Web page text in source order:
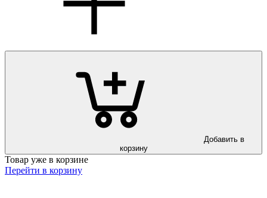
корзину
Товар уже в корзине
Перейти в корзину